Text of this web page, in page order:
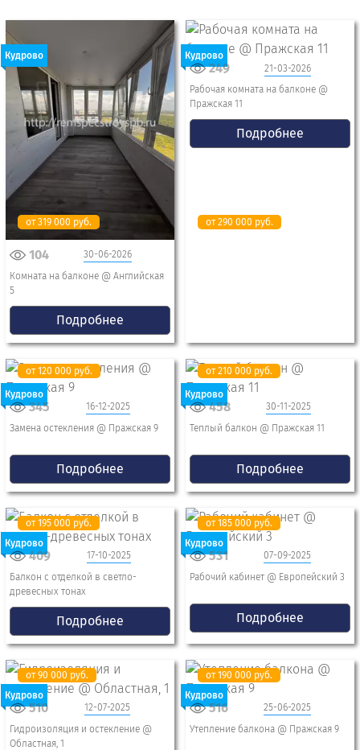
Кудрово
от 319 000 руб.
30-06-2026
104
Комната на балконе @ Английская
5
Подробнее
Кудрово
от 290 000 руб.
21-03-2026
249
Рабочая комната на балконе @
Пражская 11
Подробнее
Кудрово
от 120 000 руб.
16-12-2025
345
Замена остекления @ Пражская 9
Подробнее
Кудрово
от 210 000 руб.
30-11-2025
458
Теплый балкон @ Пражская 11
Подробнее
Кудрово
от 195 000 руб.
17-10-2025
409
Балкон с отделкой в светло-
древесных тонах
Подробнее
Кудрово
от 185 000 руб.
07-09-2025
531
Рабочий кабинет @ Европейский 3
Подробнее
Кудрово
от 90 000 руб.
12-07-2025
510
Гидроизоляция и остекление @
Областная, 1
Кудрово
от 190 000 руб.
25-06-2025
516
Утепление балкона @ Пражская 9